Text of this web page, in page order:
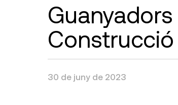
Construcció
30 de juny de 2023